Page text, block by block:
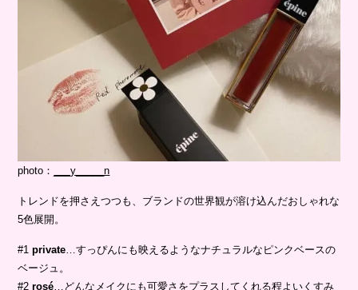
photo： ___y_____n
トレンドを押さえつつも、ブランドの世界観が溶け込んだおしゃれな
5色展開。
#1private…すっぴんにも映えるようなナチュラルなピンクベースの
ベージュ。
#2rosé…どんなメイクにも可愛さをプラスしてくれる程よいくすみ